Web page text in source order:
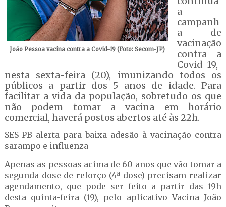
João Pessoa vacina contra a Covid-19 (Foto: Secom-JP)
a
campanh
a de
vacinação
contra a
Covid-19,
nesta sexta-feira (20), imunizando todos os
públicos a partir dos 5 anos de idade. Para
facilitar a vida da população, sobretudo os que
não podem tomar a vacina em horário
comercial, haverá postos abertos até às 22h.
SES-PB alerta para baixa adesão à vacinação contra
sarampo e influenza
Apenas as pessoas acima de 60 anos que vão tomar a
segunda dose de reforço (4ª dose) precisam realizar
agendamento, que pode ser feito a partir das 19h
desta quinta-feira (19), pelo aplicativo Vacina João